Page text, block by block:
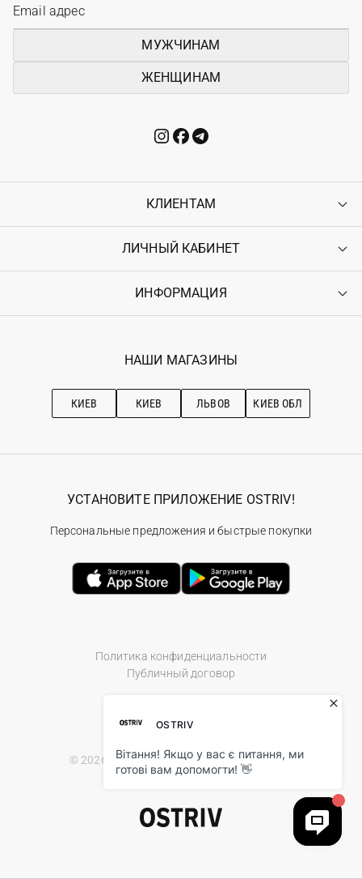
МУЖЧИНАМ
ЖЕНЩИНАМ
КЛИЕНТАМ
Контакты
Возврат
Гарантия
ЛИЧНЫЙ КАБИНЕТ
Войти
Ostriv Club+
ИНФОРМАЦИЯ
Наши магазини
Рекомендации по уходу
НАШИ МАГАЗИНЫ
КИЕВ КИЕВ ЛЬВОВ КИЕВ ОБЛ
Политика конфиденциальности
Публичный договор
© 2026 Ostriv.ua Store. All Rights Reserved.
УСТАНОВИТЕ ПРИЛОЖЕНИЕ OSTRIV!
Персональные предложения и быстрые покупки